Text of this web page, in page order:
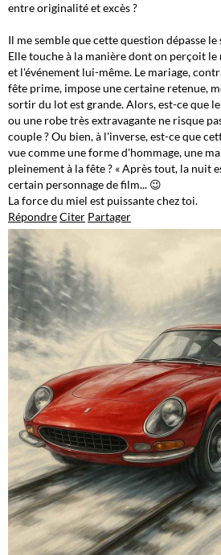
entre originalité et excès ?
Il me semble que cette question dépasse
Elle touche à la manière dont on perçoit le
et l'événement lui-même. Le mariage,
fête prime, impose une certaine retenue,
sortir du lot est grande. Alors, est-ce que
ou une robe très extravagante ne risque
couple ? Ou bien, à l'inverse, est-ce que
vue comme une forme d'hommage, une
pleinement à la fête ? « Après tout, la nuit
certain personnage de film... 😉
La force du miel est puissante chez toi.
RépondreCiter Partager